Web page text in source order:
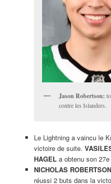
Jason Robertson:
contre les Islanders.
Le Lightning a vaincu le
victoire de suite.
HAGELa obtenu son
NICHOLAS
réussi 2 buts dans la